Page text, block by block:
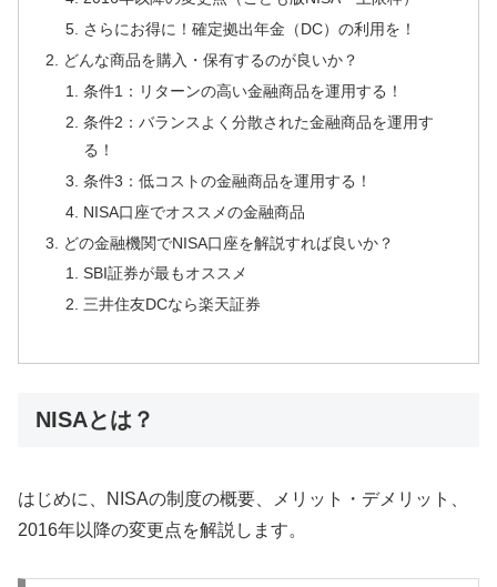
さらにお得に！確定拠出年金（DC）の利用を！
どんな商品を購入・保有するのが良いか？
条件1：リターンの高い金融商品を運用する！
条件2：バランスよく分散された金融商品を運用す
る！
条件3：低コストの金融商品を運用する！
NISA口座でオススメの金融商品
どの金融機関でNISA口座を解説すれば良いか？
SBI証券が最もオススメ
三井住友DCなら楽天証券
NISAとは？
はじめに、NISAの制度の概要、メリット・デメリット、
2016年以降の変更点を解説します。